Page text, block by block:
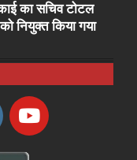
का सचिव टोटल
नियुक्त किया गया